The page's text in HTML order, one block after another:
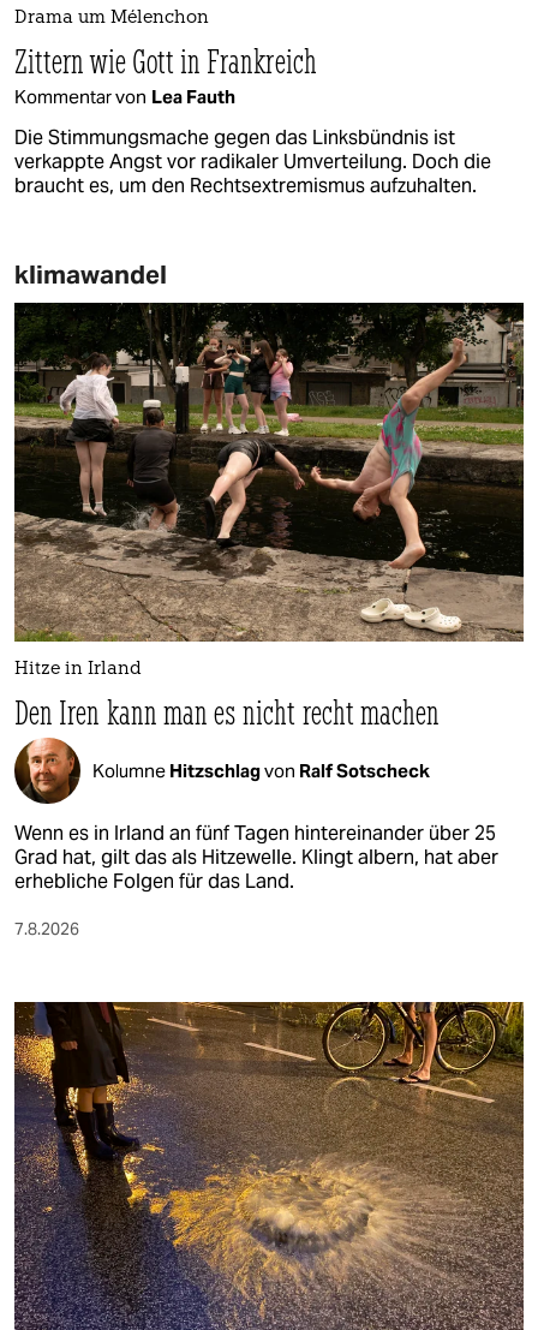
Drama um Mélenchon
Zittern wie Gott in Frankreich
Kommentar von Lea Fauth
Die Stimmungsmache gegen das Linksbündnis ist
verkappte Angst vor radikaler Umverteilung. Doch die
braucht es, um den Rechtsextremismus aufzuhalten.
klimawandel
Hitze in Irland
Den Iren kann man es nicht recht machen
Kolumne Hitzschlagvon Ralf Sotscheck
Wenn es in Irland an fünf Tagen hintereinander über 25
Grad hat, gilt das als Hitzewelle. Klingt albern, hat aber
erhebliche Folgen für das Land.
7.8.2026